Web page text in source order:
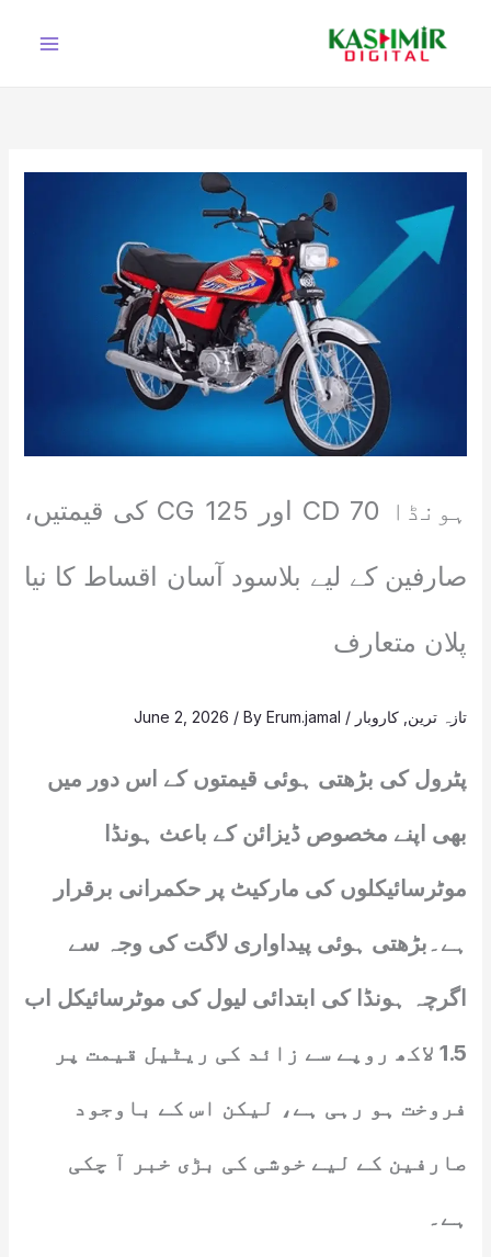
ہونڈا CD 70 اور CG 125 کی قیمتیں،
صارفین کے لیے بلاسود آسان اقساط کا نیا
پلان متعارف
تازہ ترین کاروبار /
June 2, 2026 / ByErum.jamal
پٹرول کی بڑھتی ہوئی قیمتوں کے اس دور میں
بھی اپنے مخصوص ڈیزائن کے باعث ہونڈا
موٹرسائیکلوں کی مارکیٹ پر حکمرانی برقرار
ہے۔بڑھتی ہوئی پیداواری لاگت کی وجہ سے
اگرچہ ہونڈا کی ابتدائی لیول کی موٹرسائیکل اب
1.5 لاکھ روپے سے زائد کی ریٹیل قیمت پر
فروخت ہو رہی ہے، لیکن اس کے باوجود
صارفین کے لیے خوشی کی بڑی خبر آ چکی
ہے۔